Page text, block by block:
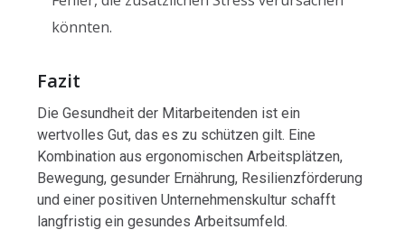
könnten.
Fazit
Die Gesundheit der Mitarbeitenden ist ein
wertvolles Gut, das es zu schützen gilt. Eine
Kombination aus ergonomischen Arbeitsplätzen,
Bewegung, gesunder Ernährung, Resilienzförderung
und einer positiven Unternehmenskultur schafft
langfristig ein gesundes Arbeitsumfeld.